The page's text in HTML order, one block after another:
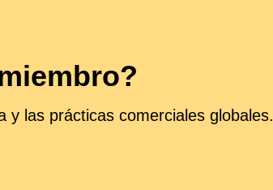
y las prácticas comerciales globales.